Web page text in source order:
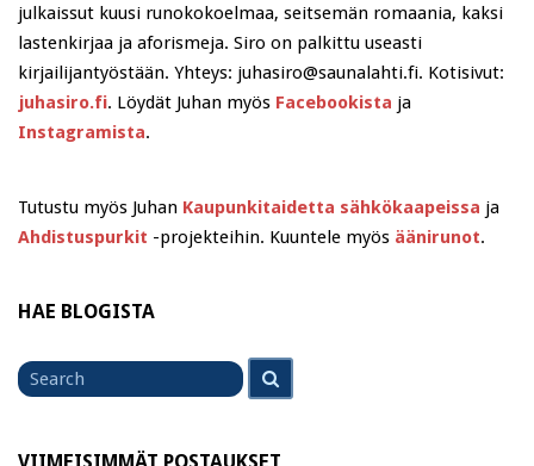
julkaissut kuusi runokokoelmaa, seitsemän romaania, kaksi
lastenkirjaa ja aforismeja. Siro on palkittu useasti
kirjailijantyöstään. Yhteys: juhasiro@saunalahti.fi. Kotisivut:
juhasiro.fi. Löydät Juhan myös Facebookista ja
Instagramista.
Tutustu myös Juhan Kaupunkitaidetta sähkökaapeissa ja
Ahdistuspurkit -projekteihin. Kuuntele myös äänirunot.
HAE BLOGISTA
Search
for